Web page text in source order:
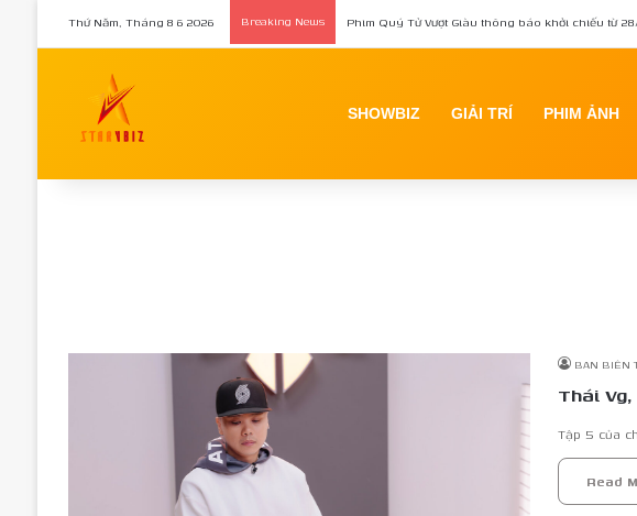
Thứ Năm, Tháng 8 6 2026 Breaking News Phim Quý Tử Vượt Giàu thông báo khởi chiếu từ
SHOWBIZ GIẢI TRÍ PHIM ẢNH
BAN BIÊN
Thái
Tập 5 của
Read